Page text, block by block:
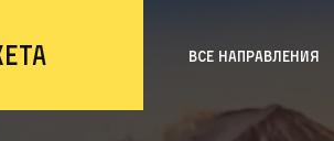
Все направления